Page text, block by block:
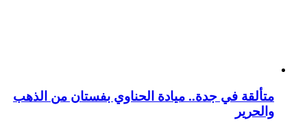
متألقة في جدة.. ميادة الحناوي بفستان من الذهب
والحرير